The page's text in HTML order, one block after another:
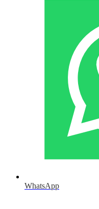
WhatsApp